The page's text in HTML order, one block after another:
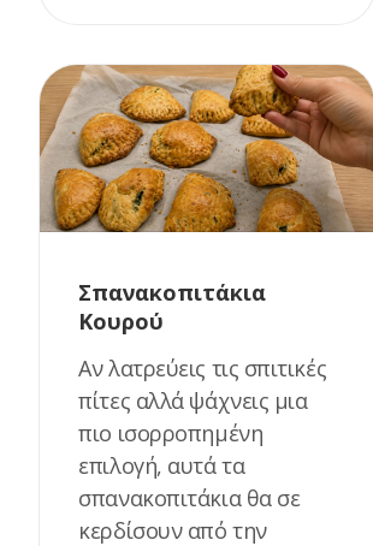
Σπανακοπιτάκια
Κουρού
Αν λατρεύεις τις σπιτικές
πίτες αλλά ψάχνεις μια
πιο ισορροπημένη
επιλογή, αυτά τα
σπανακοπιτάκια θα σε
κερδίσουν από την